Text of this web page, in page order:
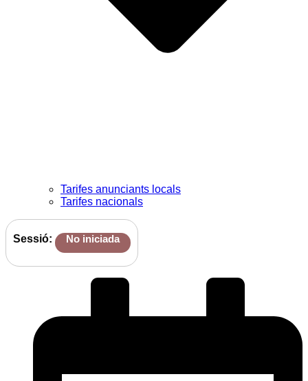
Tarifes anunciants locals
Tarifes nacionals
Sessió: No iniciada